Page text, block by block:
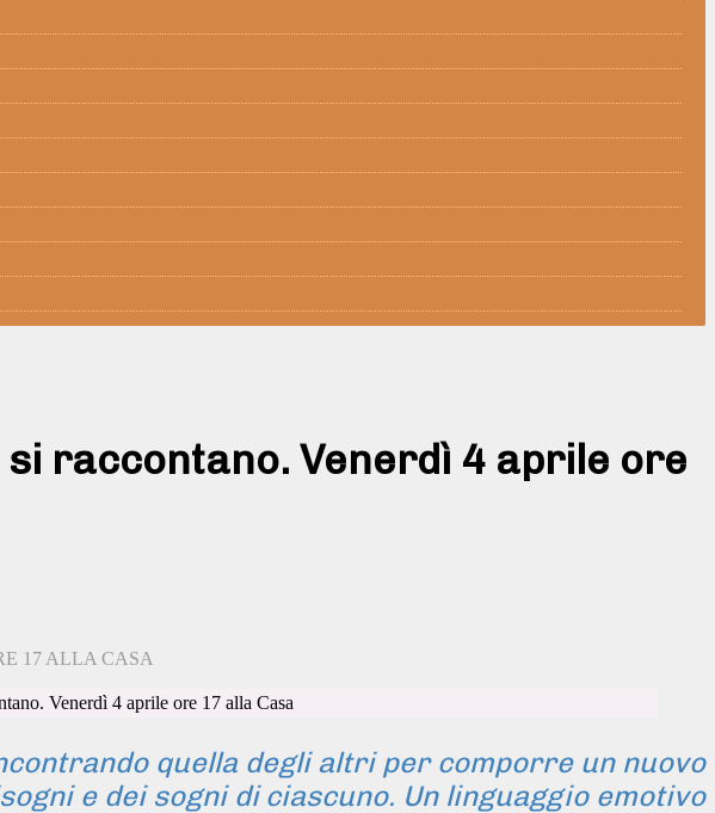
si raccontano. Venerdì 4 aprile ore
17 ALLA CASA
quella degli altri per comporre un nuovo
e dei sogni di ciascuno. Un linguaggio emotivo